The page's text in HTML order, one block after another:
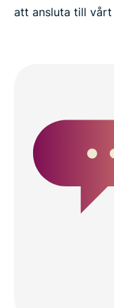
att ansluta till vårt